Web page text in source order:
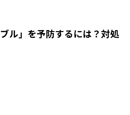
ル」を予防するには？対処